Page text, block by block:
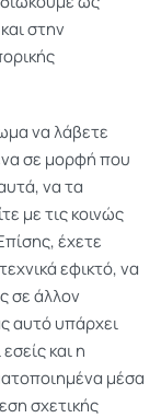
στην
να λάβετε
σε μορφή που
να τα
με τις κοινώς
έχετε
εφικτό, να
σε άλλον
αυτό υπάρχει
και η
μέσα
σχετικής